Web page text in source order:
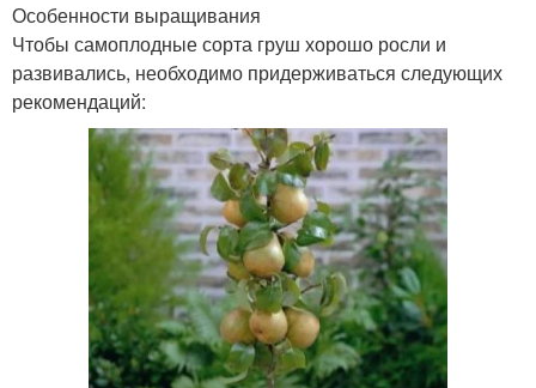
Особенности выращивания
Чтобы самоплодные сорта груш хорошо росли и
развивались, необходимо придерживаться следующих
рекомендаций: